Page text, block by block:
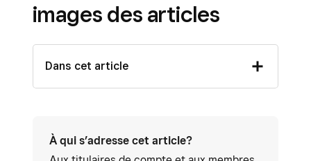
images des articles
Dans cet article
À qui s’adresse cet article?